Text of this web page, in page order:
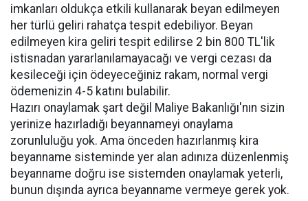
imkanları oldukça etkili kullanarak beyan edilmeyen
her türlü geliri rahatça tespit edebiliyor. Beyan
edilmeyen kira geliri tespit edilirse 2 bin 800 TL'lik
istisnadan yararlanılamayacağı ve vergi cezası da
kesileceği için ödeyeceğiniz rakam, normal vergi
ödemenizin 4-5 katını bulabilir.
Hazırı onaylamak şart değil Maliye Bakanlığı'nın sizin
yerinize hazırladığı beyannameyi onaylama
zorunluluğu yok. Ama önceden hazırlanmış kira
beyanname sisteminde yer alan adınıza düzenlenmiş
beyanname doğru ise sistemden onaylamak yeterli,
bunun dışında ayrıca beyanname vermeye gerek yok.